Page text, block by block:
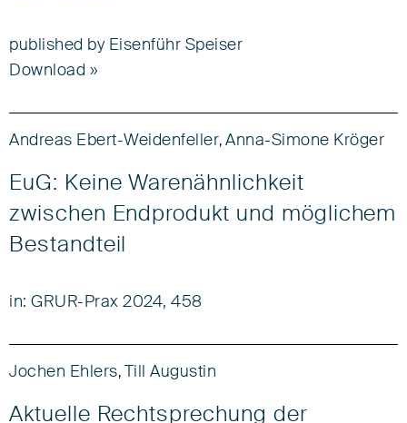
published by Eisenführ Speiser
Download
Andreas Ebert-Weidenfeller, Anna-Simone Kröger
EuG: Keine Warenähnlichkeit
zwischen Endprodukt und möglichem
Bestandteil
in: GRUR-Prax 2024, 458
Jochen Ehlers, Till Augustin
Aktuelle Rechtsprechung der